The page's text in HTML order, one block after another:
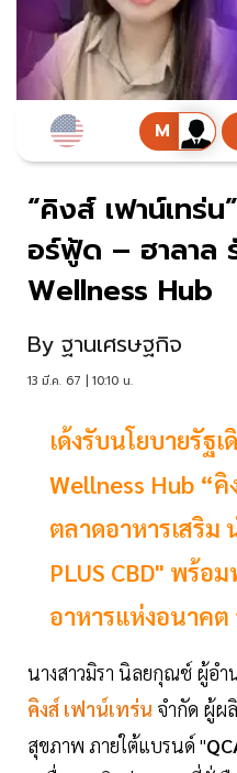
“คิงส์ เฟาน์เทร่
อร์ฟู้ด – ฮาลาล
Wellness Hub
By ฐานเศรษฐกิจ
13 มี.ค. 67 | 10:10 น.
เด้งรับนโยบายรัฐ
Wellness Hub “คิ
ตลาดอาหารเสริม
PLUS CBD" พร้
อาหารแห่งอนาคต
นางสาวมิรา นิลยกุณช์ ผู้อำ
คิงส์ เฟาน์เทร่น จำกัด ผู้ผ
สุขภาพ ภายใต้แบรนด์ "